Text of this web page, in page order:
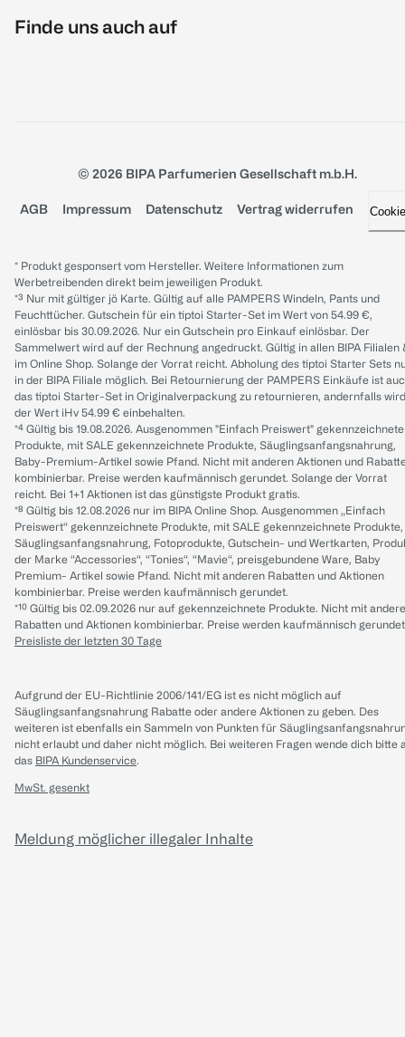
Finde uns auch auf
© 2026 BIPA Parfumerien Gesellschaft m.b.H.
AGB Impressum Datenschutz Vertrag widerrufen
* Produkt gesponsert vom Hersteller. Weitere Informationen zum
Werbetreibenden direkt beim jeweiligen Produkt.
*³ Nur mit gültiger jö Karte. Gültig auf alle PAMPERS Windeln, Pants und
Feuchttücher. Gutschein für ein tiptoi Starter-Set im Wert von 54.99 €,
einlösbar bis 30.09.2026. Nur ein Gutschein pro Einkauf einlösbar. Der
Sammelwert wird auf der Rechnung angedruckt. Gültig in allen BIPA Filialen
im Online Shop. Solange der Vorrat reicht. Abholung des tiptoi Starter Sets
in der BIPA Filiale möglich. Bei Retournierung der PAMPERS Einkäufe ist
das tiptoi Starter-Set in Originalverpackung zu retournieren, andernfalls wird
der Wert iHv 54.99 € einbehalten.
*⁴ Gültig bis 19.08.2026. Ausgenommen "Einfach Preiswert" gekennzeichnete
Produkte, mit SALE gekennzeichnete Produkte, Säuglingsanfangsnahrung,
Baby-Premium-Artikel sowie Pfand. Nicht mit anderen Aktionen und
kombinierbar. Preise werden kaufmännisch gerundet. Solange der Vorrat
reicht. Bei 1+1 Aktionen ist das günstigste Produkt gratis.
*⁸ Gültig bis 12.08.2026 nur im BIPA Online Shop. Ausgenommen „Einfach
Preiswert“ gekennzeichnete Produkte, mit SALE gekennzeichnete Produkte,
Säuglingsanfangsnahrung, Fotoprodukte, Gutschein- und Wertkarten,
der Marke “Accessories“, “Tonies“, “Mavie“, preisgebundene Ware, Baby
Premium- Artikel sowie Pfand. Nicht mit anderen Rabatten und Aktionen
kombinierbar. Preise werden kaufmännisch gerundet.
*¹⁰ Gültig bis 02.09.2026 nur auf gekennzeichnete Produkte. Nicht mit
Rabatten und Aktionen kombinierbar. Preise werden kaufmännisch
Preisliste der letzten 30 Tage
Aufgrund der EU-Richtlinie 2006/141/EG ist es nicht möglich auf
Säuglingsanfangsnahrung Rabatte oder andere Aktionen zu geben. Des
weiteren ist ebenfalls ein Sammeln von Punkten für
nicht erlaubt und daher nicht möglich. Bei weiteren Fragen wende dich bitte
das BIPA Kundenservice.
MwSt. gesenkt
Meldung möglicher illegaler Inhalte